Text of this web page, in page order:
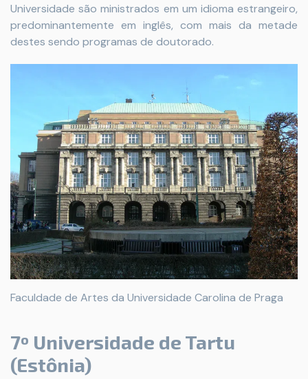
Universidade são ministrados em um idioma estrangeiro,
predominantemente em inglês, com mais da metade
destes sendo programas de doutorado.
Faculdade de Artes da Universidade Carolina de Praga
7º Universidade de Tartu
(Estônia)